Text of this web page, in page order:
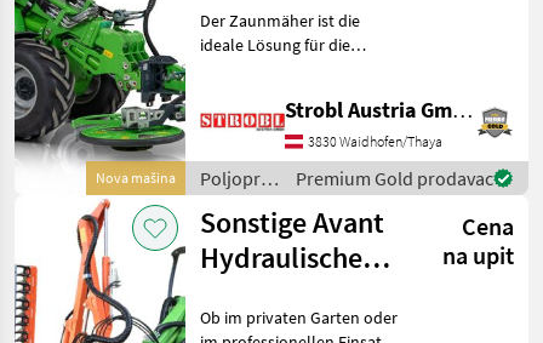
Nova mašina
Der Zaunmäher ist die
ideale Lösung für die
Zäunen, Leitplanken oder
Bordsteinen. Dank
ausweichendem Mähkopf,
Strobl Austria GmbH
3830 Waidhofen/Thaya
Poljoprivredni
motorni
strojevi /
Sonstige
Premium Gold prodavac
Sonstige Avant
Hydraulische
mit
Cena
na upit
Ob im privaten Garten oder